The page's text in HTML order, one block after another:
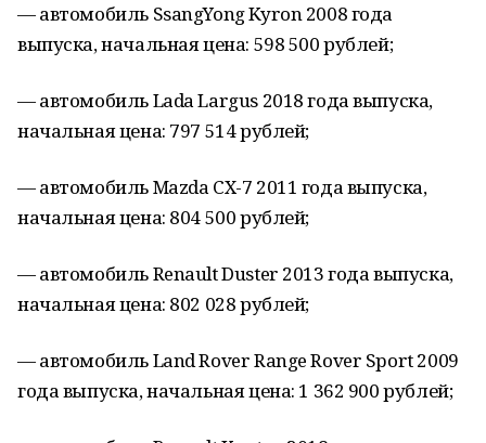
— автомобиль SsangYong Kyron 2008 года
выпуска, начальная цена: 598 500 рублей;
— автомобиль Lada Largus 2018 года выпуска,
начальная цена: 797 514 рублей;
— автомобиль Mazda CX-7 2011 года выпуска,
начальная цена: 804 500 рублей;
— автомобиль Renault Duster 2013 года выпуска,
начальная цена: 802 028 рублей;
— автомобиль Land Rover Range Rover Sport 2009
года выпуска, начальная цена: 1 362 900 рублей;